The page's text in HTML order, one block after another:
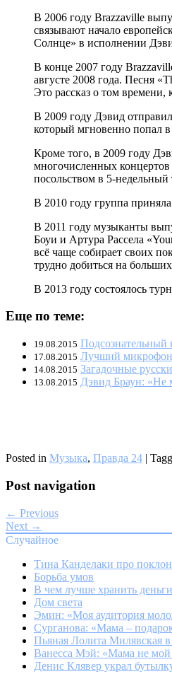
В 2006 году Brazzaville
связывают начало
Солнце» в исполнении
В конце 2007 году
августе 2008 года. Песня
Это рассказ о том
В 2009 году Дэвид
который мгновенно попал
Кроме того, в 2009 году
многочисленных
посольством в 5-
В 2010 году группа
В 2011 году музыканты
Боуи и Артура Рассела
всё чаще собирает своих
трудно добиться на
В 2013 году состоялось
Еще по теме:
19.08.2015 Подсознательный
17.08.2015 Лучший микрофон
14.08.2015 Загадочные
13.08.2015 Дэвид Браун: «Не
Posted in Музыка, Правда 24 |
Post navigation
← Previous
Next →
Случайное
Тина Канделаки про
Борьба умов
В чем лучше хранить деньги
Дом света
Эмин: «Моя аудитория
Сурганова: «Мама –
Пьяная Лолита Милявская
Ванесса Мэй: «Мама не мой
Денис Клявер украл